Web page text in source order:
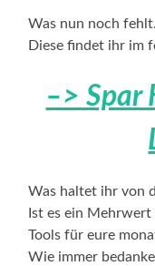
Was nun noch
Diese findet ihr im
–> Spar
Was haltet ihr von
Ist es ein
Tools für eure
Wie immer